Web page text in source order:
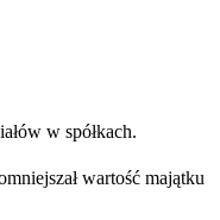
w spółkach.
wartość majątku